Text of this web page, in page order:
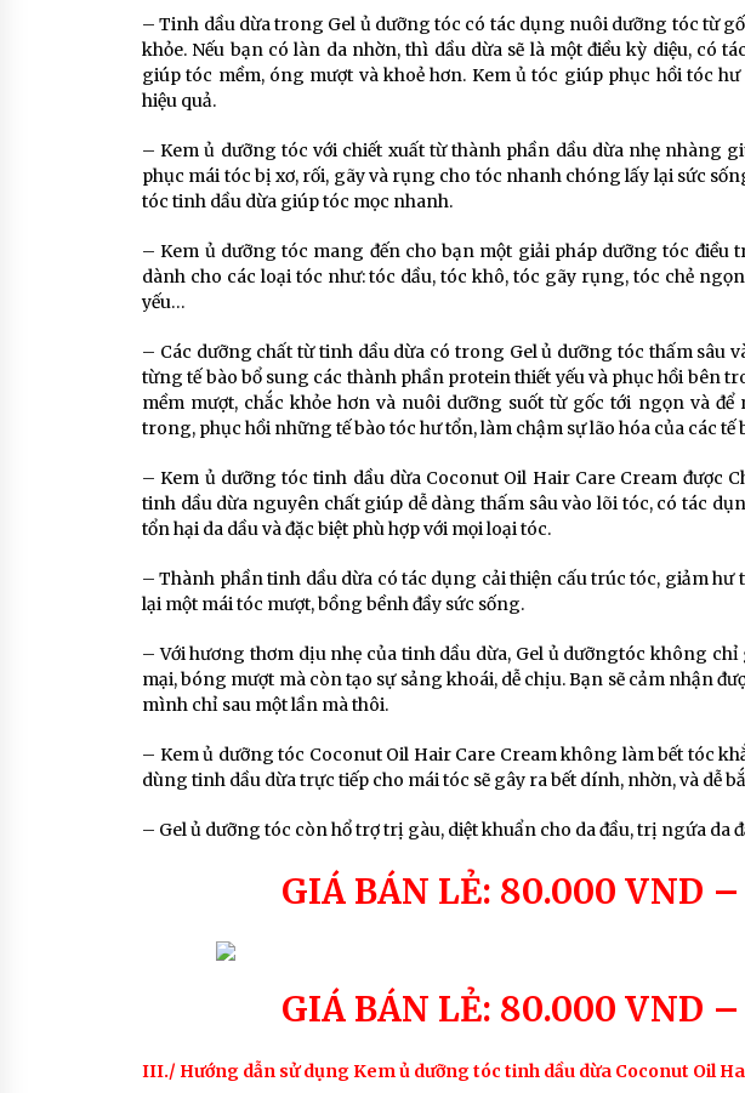
– Tinh dầu dừa trong Gel ủ dưỡng tóc có tác dụng nuôi dưỡng tóc từ
khỏe. Nếu bạn có làn da nhờn, thì dầu dừa sẽ là một điều kỳ diệu, có
giúp tóc mềm, óng mượt và khoẻ hơn. Kem ủ tóc giúp phục hồi tóc
hiệu quả.
– Kem ủ dưỡng tóc với chiết xuất từ thành phần dầu dừa nhẹ nhàng
phục mái tóc bị xơ, rối, gãy và rụng cho tóc nhanh chóng lấy lại sức
tóc tinh dầu dừa giúp tóc mọc nhanh.
– Kem ủ dưỡng tóc mang đến cho bạn một giải pháp dưỡng tóc điều
dành cho các loại tóc như: tóc dầu, tóc khô, tóc gãy rụng, tóc chẻ
yếu…
– Các dưỡng chất từ tinh dầu dừa có trong Gel ủ dưỡng tóc thấm sâu
từng tế bào bổ sung các thành phần protein thiết yếu và phục hồi bên
mềm mượt, chắc khỏe hơn và nuôi dưỡng suốt từ gốc tới ngọn và
trong, phục hồi những tế bào tóc hư tổn, làm chậm sự lão hóa của các tế
– Kem ủ dưỡng tóc tinh dầu dừa Coconut Oil Hair Care Cream được
tinh dầu dừa nguyên chất giúp dễ dàng thấm sâu vào lõi tóc, có tác
tổn hại da dầu và đặc biệt phù hợp với mọi loại tóc.
– Thành phần tinh dầu dừa có tác dụng cải thiện cấu trúc tóc, giảm hư
lại một mái tóc mượt, bồng bềnh đầy sức sống.
– Với hương thơm dịu nhẹ của tinh dầu dừa, Gel ủ dưỡngtóc không
mại, bóng mượt mà còn tạo sự sảng khoái, dễ chịu. Bạn sẽ cảm nhận
mình chỉ sau một lần mà thôi.
– Kem ủ dưỡng tóc Coconut Oil Hair Care Cream không làm bết tóc
dùng tinh dầu dừa trực tiếp cho mái tóc sẽ gây ra bết dính, nhờn, và dễ
– Gel ủ dưỡng tóc còn hổ trợ trị gàu, diệt khuẩn cho da đầu, trị ngứa da
GIÁ BÁN LẺ: 80.000 VND
GIÁ BÁN LẺ: 80.000 VND
III./ Hướng dẫn sử dụng Kem ủ dưỡng tóc tinh dầu dừa Coconut Oil